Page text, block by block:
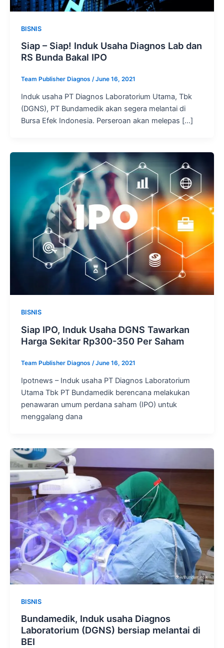
BISNIS
Siap – Siap! Induk Usaha Diagnos Lab dan
RS Bunda Bakal IPO
Team Publisher Diagnos /June 16, 2021
Induk usaha PT Diagnos Laboratorium Utama, Tbk
(DGNS), PT Bundamedik akan segera melantai di
Bursa Efek Indonesia. Perseroan akan melepas […]
BISNIS
Siap IPO, Induk Usaha DGNS Tawarkan
Harga Sekitar Rp300-350 Per Saham
Team Publisher Diagnos /June 16, 2021
Ipotnews – Induk usaha PT Diagnos Laboratorium
Utama Tbk PT Bundamedik berencana melakukan
penawaran umum perdana saham (IPO) untuk
menggalang dana
BISNIS
Bundamedik, Induk usaha Diagnos
Laboratorium (DGNS) bersiap melantai di
BEI